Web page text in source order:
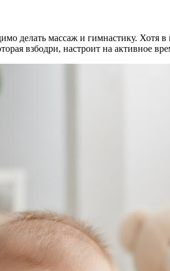
делать массаж и гимнастику. Хотя в
взбодри, настроит на активное